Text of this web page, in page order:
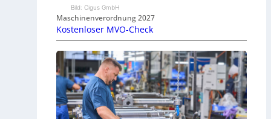
Bild: Cigus GmbH
Maschinenverordnung 2027
Kostenloser MVO-Check